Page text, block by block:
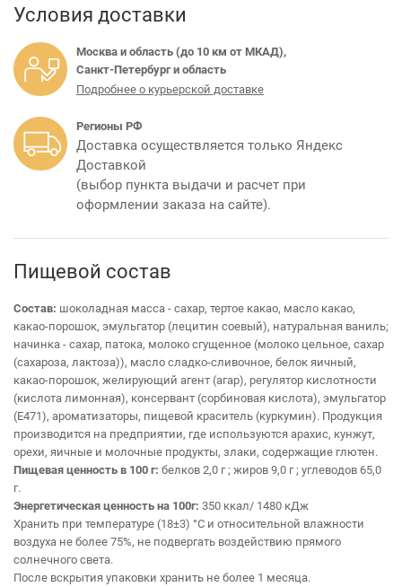
Условия доставки
Москва и область (до 10 км от МКАД),
Санкт-Петербург и область
Подробнее о курьерской доставке
Регионы РФ
Доставка осуществляется только Яндекс
Доставкой
(выбор пункта выдачи и расчет при
оформлении заказа на сайте).
Пищевой состав
Состав: шоколадная масса - сахар, тертое какао, масло какао,
какао-порошок, эмульгатор (лецитин соевый), натуральная ваниль;
начинка - сахар, патока, молоко сгущенное (молоко цельное, сахар
(сахароза, лактоза)), масло сладко-сливочное, белок яичный,
какао-порошок, желирующий агент (агар), регулятор кислотности
(кислота лимонная), консервант (сорбиновая кислота), эмульгатор
(Е471), ароматизаторы, пищевой краситель (куркумин). Продукция
производится на предприятии, где используются арахис, кунжут,
орехи, яичные и молочные продукты, злаки, содержащие глютен.
Пищевая ценность в 100 г: белков 2,0 г ; жиров 9,0 г ; углеводов 65,0
г.
Энергетическая ценность на 100г: 350 ккал/ 1480 кДж
Хранить при температуре (18±3) °С и относительной влажности
воздуха не более 75%, не подвергать воздействию прямого
солнечного света.
После вскрытия упаковки хранить не более 1 месяца.